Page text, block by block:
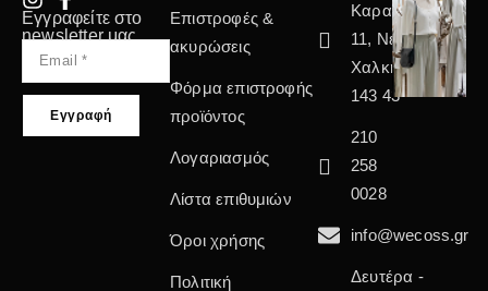
Εγγραφείτε στο
newsletter μας
Επιστροφές &
ακυρώσεις
Φόρμα επιστροφής
προϊόντος
Λογαριασμός
Λίστα επιθυμιών
Όροι χρήσης
Πολιτική
Καραολή
11, Νέα
Χαλκηδόνα
143 43
210
258
0028
info@wecoss.gr
Δευτέρα -